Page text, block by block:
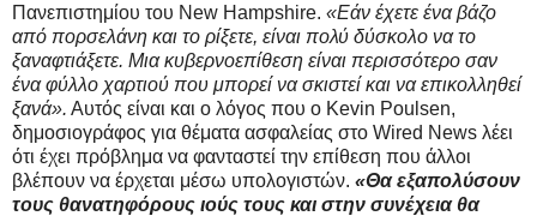
Πανεπιστημίου του New Hampshire. «Εάν έχετε ένα βάζο
από πορσελάνη και το ρίξετε, είναι πολύ δύσκολο να το
ξαναφτιάξετε. Μια κυβερνοεπίθεση είναι περισσότερο σαν
ένα φύλλο χαρτιού που μπορεί να σκιστεί και να επικολληθεί
ξανά». Αυτός είναι και ο λόγος που ο Kevin Poulsen,
δημοσιογράφος για θέματα ασφαλείας στο Wired News λέει
ότι έχει πρόβλημα να φανταστεί την επίθεση που άλλοι
βλέπουν να έρχεται μέσω υπολογιστών. «Θα εξαπολύσουν
τους θανατηφόρους ιούς τους και στην συνέχεια θα